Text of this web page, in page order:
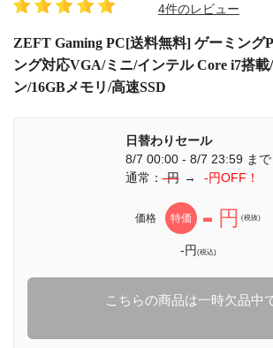
4件のレビュー
ZEFT Gaming PC[送料無料] ゲーミング
ング対応VGA/ミニ/インテル Core i7搭
ン/16GBメモリ/高速SSD
日替わりセール
8/7 00:00 - 8/7 23:59 まで
通常：-円 → -円OFF！
価格 特価 - 円 (税抜)
-円(税込)
こちらの商品は一時欠品中